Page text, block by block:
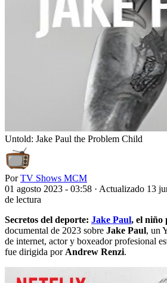
Untold: Jake Paul the Problem Child
Por TV Shows MCM
01 agosto 2023 - 03:58 · Actualizado 13
de lectura
Secretos del deporte: Jake Paul, el niño
documental de 2023 sobre Jake Paul, un
de internet, actor y boxeador profesional
fue dirigida por Andrew Renzi.